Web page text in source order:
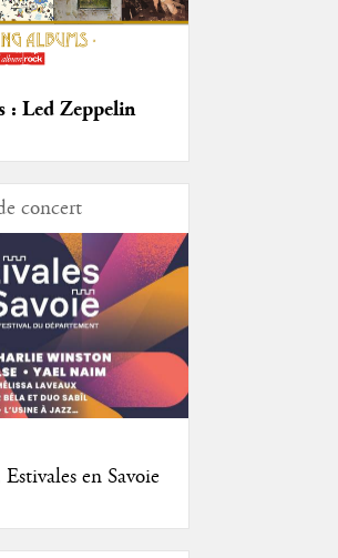
: Led Zeppelin
concert
en Savoie